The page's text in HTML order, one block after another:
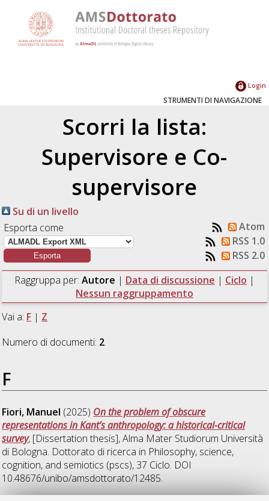
Login
STRUMENTI DI NAVIGAZIONE
Scorri la lista:
Supervisore e Co-
supervisore
Su di un livello
Esporta come
Atom
RSS 1.0
RSS 2.0
Raggruppa per: Autore | Data di discussione | Ciclo |
Nessun raggruppamento
Vai a: F | Z
Numero di documenti: 2.
F
Fiori, Manuel (2025) On the problem of obscure
representations in Kant’s anthropology: a historical-critical
survey, [Dissertation thesis], Alma Mater Studiorum Università
di Bologna. Dottorato di ricerca in Philosophy, science,
cognition, and semiotics (pscs), 37 Ciclo. DOI
10.48676/unibo/amsdottorato/12485.